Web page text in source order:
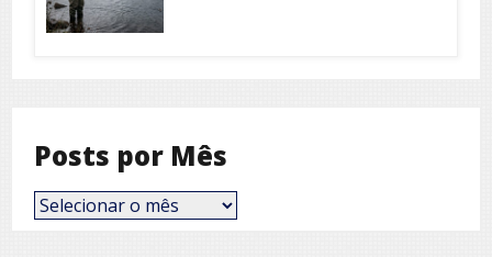
Posts por Mês
Posts
por